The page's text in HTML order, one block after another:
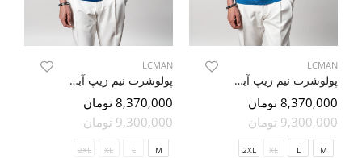
LCMAN
پولوشرت نیم زیپ آبی 57
8,370,000 تومان
9,300,000 تومان
M
L
XL
2XL
LCMAN
پولوشرت نیم زیپ آبی تیره 61
8,370,000 تومان
9,300,000 تومان
M
L
XL
2XL